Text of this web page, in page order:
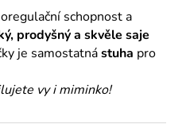
schopnost a
prodyšný a skvěle saje
je samostatnástuha pro
vy i miminko!